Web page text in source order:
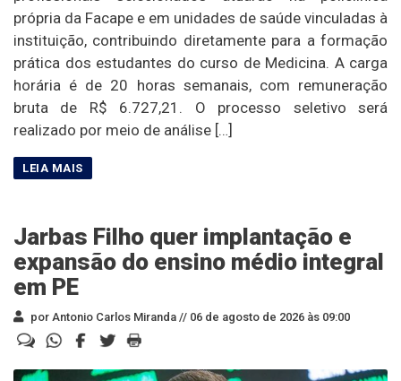
própria da Facape e em unidades de saúde vinculadas à
instituição, contribuindo diretamente para a formação
prática dos estudantes do curso de Medicina. A carga
horária é de 20 horas semanais, com remuneração
bruta de R$ 6.727,21. O processo seletivo será
realizado por meio de análise […]
Jarbas Filho quer implantação e
expansão do ensino médio integral
em PE
por Antonio Carlos Miranda // 06 de agosto de 2026 às 09:00